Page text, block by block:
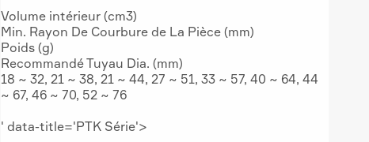
Volume intérieur (cm3)
Min. Rayon De Courbure de La Pièce (mm)
Poids (g)
Recommandé Tuyau Dia. (mm)
18 ~ 32, 21 ~ 38, 21 ~ 44, 27 ~ 51, 33 ~ 57, 40 ~ 64, 44
~ 67, 46 ~ 70, 52 ~ 76
' data-title='PTK Série'>